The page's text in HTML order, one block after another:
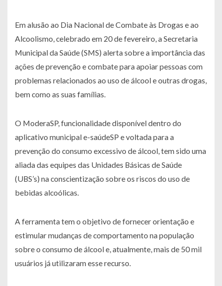
Em alusão ao Dia Nacional de Combate às Drogas e ao
Alcoolismo, celebrado em 20 de fevereiro, a Secretaria
Municipal da Saúde (SMS) alerta sobre a importância das
ações de prevenção e combate para apoiar pessoas com
problemas relacionados ao uso de álcool e outras drogas,
bem como as suas famílias.
O ModeraSP, funcionalidade disponível dentro do
aplicativo municipal e-saúdeSP e voltada para a
prevenção do consumo excessivo de álcool, tem sido uma
aliada das equipes das Unidades Básicas de Saúde
(UBS’s) na conscientização sobre os riscos do uso de
bebidas alcoólicas.
A ferramenta tem o objetivo de fornecer orientação e
estimular mudanças de comportamento na população
sobre o consumo de álcool e, atualmente, mais de 50 mil
usuários já utilizaram esse recurso.